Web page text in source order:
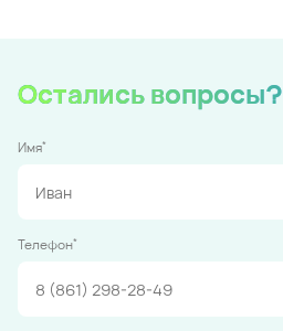
Остались вопросы?
Имя*
Телефон*